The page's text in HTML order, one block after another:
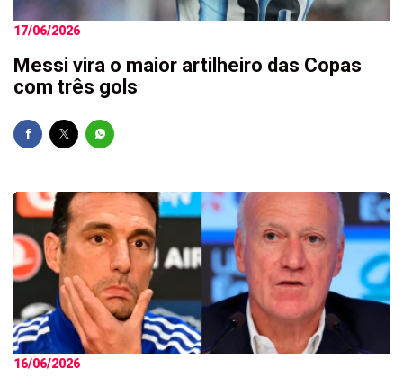
17/06/2026
Messi vira o maior artilheiro das Copas
com três gols
16/06/2026